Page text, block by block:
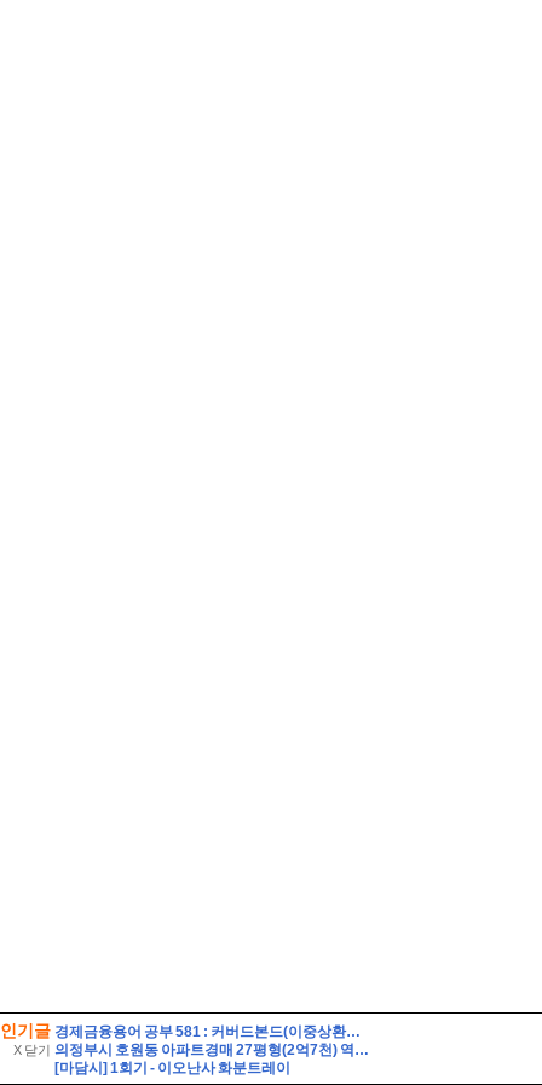
인기글
X 닫기
경제금융용어 공부 581 : 커버드본드(이중상환청구권부 채권)
의정부시 호원동 아파트경매 27평형(2억7천) 역세권 회룡역인근 호원우성3차 20층 유찰1회 의정부호원우성3차아파트 부동산경매 매매
[마담시] 1회기 - 이오난사 화분트레이